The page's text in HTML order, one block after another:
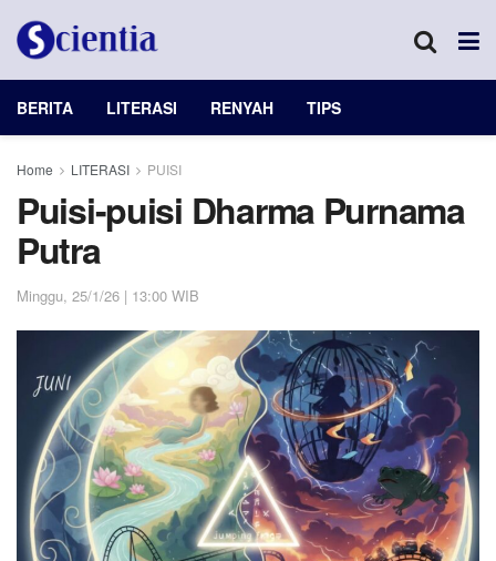
BERITA LITERASI RENYAH TIPS
Home LITERASI PUISI
Puisi-puisi Dharma Purnama
Putra
Minggu, 25/1/26 | 13:00 WIB